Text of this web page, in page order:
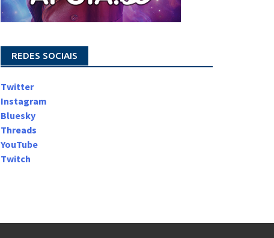
REDES SOCIAIS
Twitter
Instagram
Bluesky
Threads
YouTube
Twitch